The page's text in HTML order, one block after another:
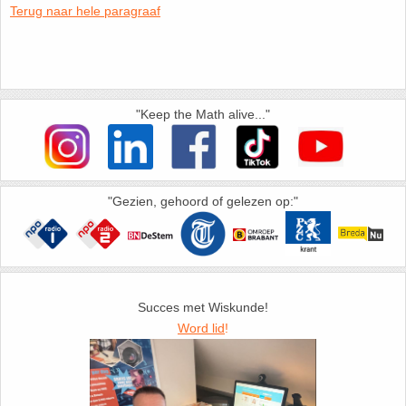
Terug naar hele paragraaf
"Keep the Math alive..."
"Gezien, gehoord of gelezen op:"
Succes met Wiskunde!
Word lid!
HAVO 5B - Hoofdstuk 10 - Meetkundige
VWO
(Nog geen toetsen)
19. Omtrek cirkel
20. Oppervlakte cilinder
21. Oppervlakte cirkel
22. Oppervlakte driehoek
23. Oppervlakte kegel
25. Oppervlakte trapezium